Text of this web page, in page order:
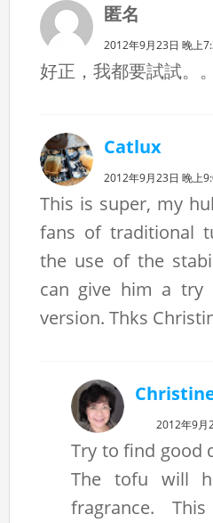
匿名
2012年9月23日 晚上
好正，我都要試試。。
Catlux
2012年9月23日 晚上
This is super, my
fans of traditional
the use of the
can give him a try
version. Thks
2012年9月
Try to find good
The tofu will
fragrance.